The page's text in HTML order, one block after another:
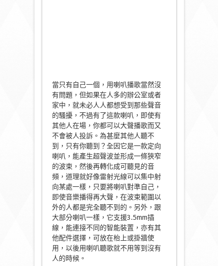
當只有自己一個，用喇叭播歌當然沒
有問題，但如果在人多的辦公室或者
家中，就未必人人都想受到那些聲音
的騷擾，不過有了這款喇叭，即使有
其他人在場，你都可以大聲播歌而又
不會被人投訴。為甚麼其他人聽不
到，只有你聽到？全因它是一款定向
喇叭，能產生超聲波並形成一條狹窄
的波束，然後再轉化成可聽見的音
頻，道理就好像雷射光線可以集中射
向某處一樣，只要將喇叭對準自己，
即使音樂播得再大聲，在波束範圍以
外的人都是完全聽不到的。另外，跟
大部分喇叭一樣，它支援3.5mm插
線，能連接不同的智能裝置，亦有其
他配件選擇，可放在枱上或掛牆使
用，以後用喇叭聽歌就不用等到沒有
人的時候。